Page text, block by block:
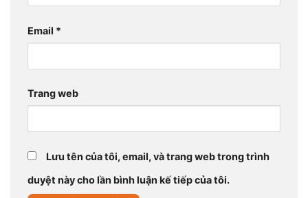
Email *
Trang web
Lưu tên của tôi, email, và trang web trong trình
duyệt này cho lần bình luận kế tiếp của tôi.